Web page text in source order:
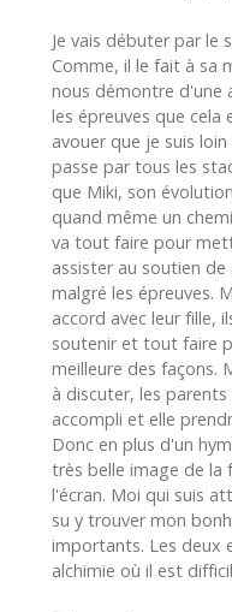
Je vais débuter par le
Comme, il le fait à sa
nous démontre d'une
les épreuves que
avouer que je suis
passe par tous les
que Miki, son
quand même un
va tout faire pour
assister au soutien
malgré les épreuves.
accord avec leur fille,
soutenir et tout faire
meilleure des façons.
à discuter, les
accompli et elle
Donc en plus d'un
très belle image de la
l'écran. Moi qui suis
su y trouver mon
importants. Les deux
alchimie où il est